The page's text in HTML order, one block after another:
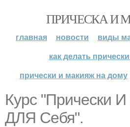
ПРИЧЕСКА И
главная новости
виды
как делать
прически и макияж на дому
Курс "Прически
ДЛЯ Себя".